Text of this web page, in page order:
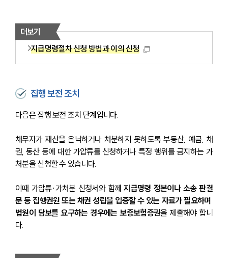
대륜소개
대륜의 강점
오시는 길
더보기
지급명령절차 신청 방법과 이의 신청
집행 보전 조치
다음은 집행 보전 조치 단계입니다.
채무자가 재산을 은닉하거나 처분하지 못하도록 부동산, 예금, 채
권, 동산 등에 대한 가압류를 신청하거나 특정 행위를 금지하는 가
처분을 신청할 수 있습니다.
이때 가압류·가처분 신청서와 함께 지급명령 정본이나 소송 판결
문 등 집행권원 또는 채권 성립을 입증할 수 있는 자료가 필요하며
법원이 담보를 요구하는 경우에는 보증보험증권을 제출해야 합니
다.